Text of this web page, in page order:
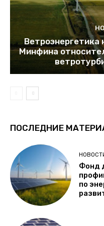
Минфина
ПОСЛЕДНИЕ
Фонд
по